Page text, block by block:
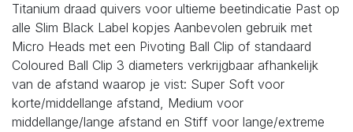
Titanium draad quivers voor ultieme beetindicatie Past op
alle Slim Black Label kopjes Aanbevolen gebruik met
Micro Heads met een Pivoting Ball Clip of standaard
Coloured Ball Clip 3 diameters verkrijgbaar afhankelijk
van de afstand waarop je vist: Super Soft voor
korte/middellange afstand, Medium voor
middellange/lange afstand en Stiff voor lange/extreme